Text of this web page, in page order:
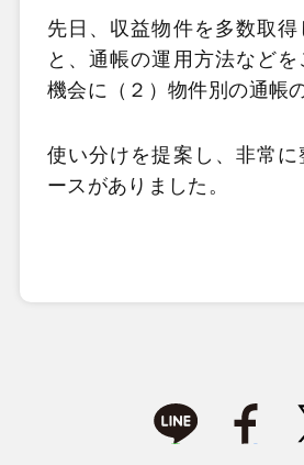
先日、収益物件を多数取
と、通帳の運用方法など
機会に（２）物件別の通帳
使い分けを提案し、非常
ースがありました。